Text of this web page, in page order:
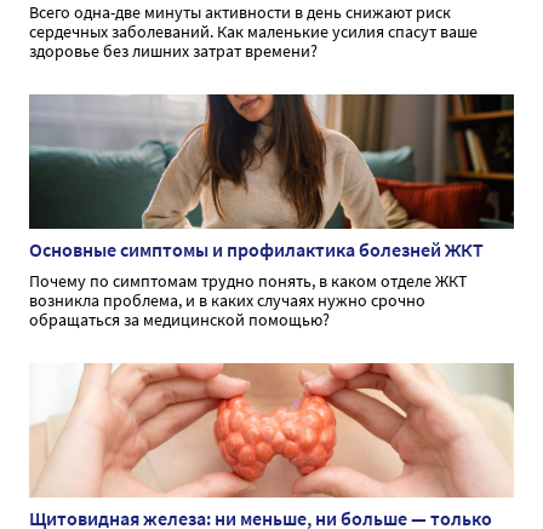
Всего одна-две минуты активности в день снижают риск
сердечных заболеваний. Как маленькие усилия спасут ваше
здоровье без лишних затрат времени?
Основные симптомы и профилактика болезней ЖКТ
Почему по симптомам трудно понять, в каком отделе ЖКТ
возникла проблема, и в каких случаях нужно срочно
обращаться за медицинской помощью?
Щитовидная железа: ни меньше, ни больше — только